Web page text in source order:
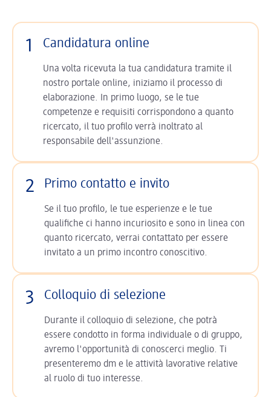
1 Candidatura online
Una volta ricevuta la tua candidatura tramite il
nostro portale online, iniziamo il processo di
elaborazione. In primo luogo, se le tue
competenze e requisiti corrispondono a quanto
ricercato, il tuo profilo verrà inoltrato al
responsabile dell'assunzione.
2 Primo contatto e invito
Se il tuo profilo, le tue esperienze e le tue
qualifiche ci hanno incuriosito e sono in linea con
quanto ricercato, verrai contattato per essere
invitato a un primo incontro conoscitivo.
3 Colloquio di selezione
Durante il colloquio di selezione, che potrà
essere condotto in forma individuale o di gruppo,
avremo l'opportunità di conoscerci meglio. Ti
presenteremo dm e le attività lavorative relative
al ruolo di tuo interesse.